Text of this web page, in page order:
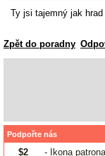
Ty jsi tajemný jak
Zpět do poradny
Podpořte nás
$2
- Ikona